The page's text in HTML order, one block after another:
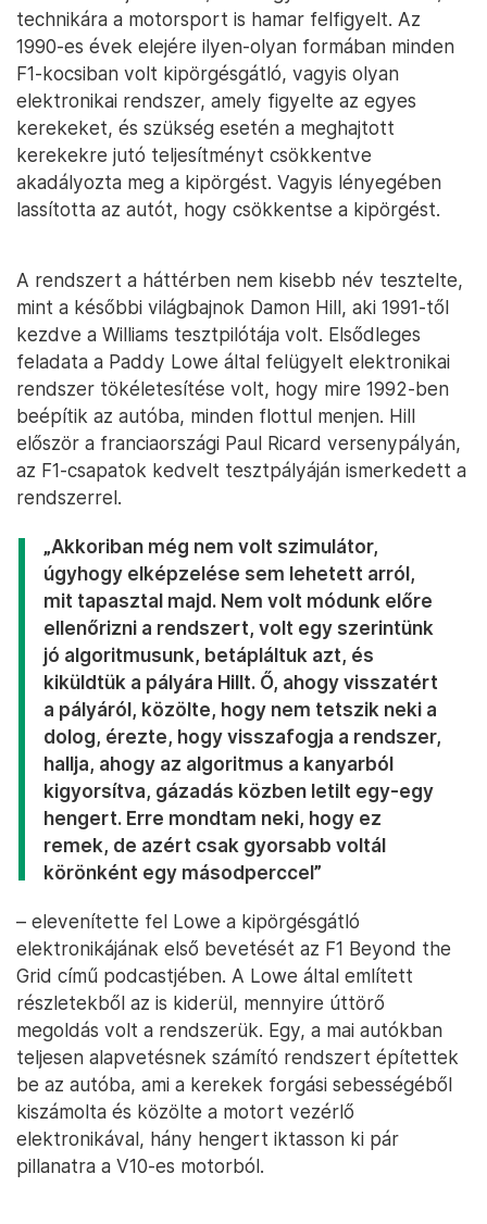
technikára a motorsport is hamar felfigyelt. Az
1990-es évek elejére ilyen-olyan formában minden
F1-kocsiban volt kipörgésgátló, vagyis olyan
elektronikai rendszer, amely figyelte az egyes
kerekeket, és szükség esetén a meghajtott
kerekekre jutó teljesítményt csökkentve
akadályozta meg a kipörgést. Vagyis lényegében
lassította az autót, hogy csökkentse a kipörgést.
A rendszert a háttérben nem kisebb név tesztelte,
mint a későbbi világbajnok Damon Hill, aki 1991-től
kezdve a Williams tesztpilótája volt. Elsődleges
feladata a Paddy Lowe által felügyelt elektronikai
rendszer tökéletesítése volt, hogy mire 1992-ben
beépítik az autóba, minden flottul menjen. Hill
először a franciaországi Paul Ricard versenypályán,
az F1-csapatok kedvelt tesztpályáján ismerkedett a
rendszerrel.
„Akkoriban még nem volt szimulátor,
úgyhogy elképzelése sem lehetett arról,
mit tapasztal majd. Nem volt módunk előre
ellenőrizni a rendszert, volt egy szerintünk
jó algoritmusunk, betápláltuk azt, és
kiküldtük a pályára Hillt. Ő, ahogy visszatért
a pályáról, közölte, hogy nem tetszik neki a
dolog, érezte, hogy visszafogja a rendszer,
hallja, ahogy az algoritmus a kanyarból
kigyorsítva, gázadás közben letilt egy-egy
hengert. Erre mondtam neki, hogy ez
remek, de azért csak gyorsabb voltál
körönként egy másodperccel”
– elevenítette fel Lowe a kipörgésgátló
elektronikájának első bevetését az F1 Beyond the
Grid című podcastjében. A Lowe által említett
részletekből az is kiderül, mennyire úttörő
megoldás volt a rendszerük. Egy, a mai autókban
teljesen alapvetésnek számító rendszert építettek
be az autóba, ami a kerekek forgási sebességéből
kiszámolta és közölte a motort vezérlő
elektronikával, hány hengert iktasson ki pár
pillanatra a V10-es motorból.